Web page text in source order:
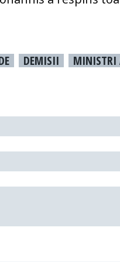
DEMISII MINISTRI